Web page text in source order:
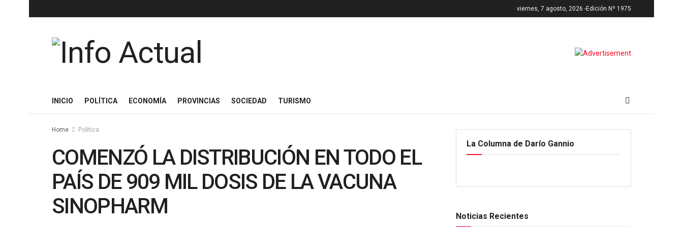
viernes, 7 agosto, 2026 -Edición Nº 1975
INICIO POLÍTICA ECONOMÍA PROVINCIAS SOCIEDAD TURISMO
Home Política
COMENZÓ LA DISTRIBUCIÓN EN TODO EL
PAÍS DE 909 MIL DOSIS DE LA VACUNA
SINOPHARM
La Columna de Darío Gannio
Noticias Recientes